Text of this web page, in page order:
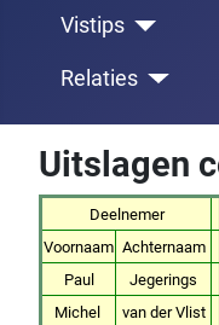
Vistips
Relaties
Uitslagen
Deelnemer
Voornaam Achternaam
Paul
Jegerings
Michel
van der Vlist